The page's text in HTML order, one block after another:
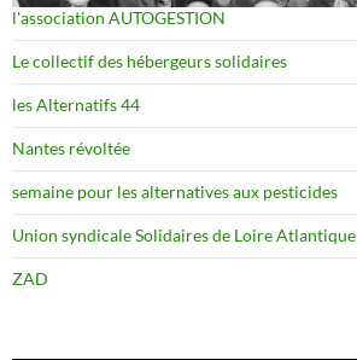
l'association AUTOGESTION
Le collectif des hébergeurs solidaires
les Alternatifs 44
Nantes révoltée
semaine pour les alternatives aux pesticides
Union syndicale Solidaires de Loire Atlantique
ZAD